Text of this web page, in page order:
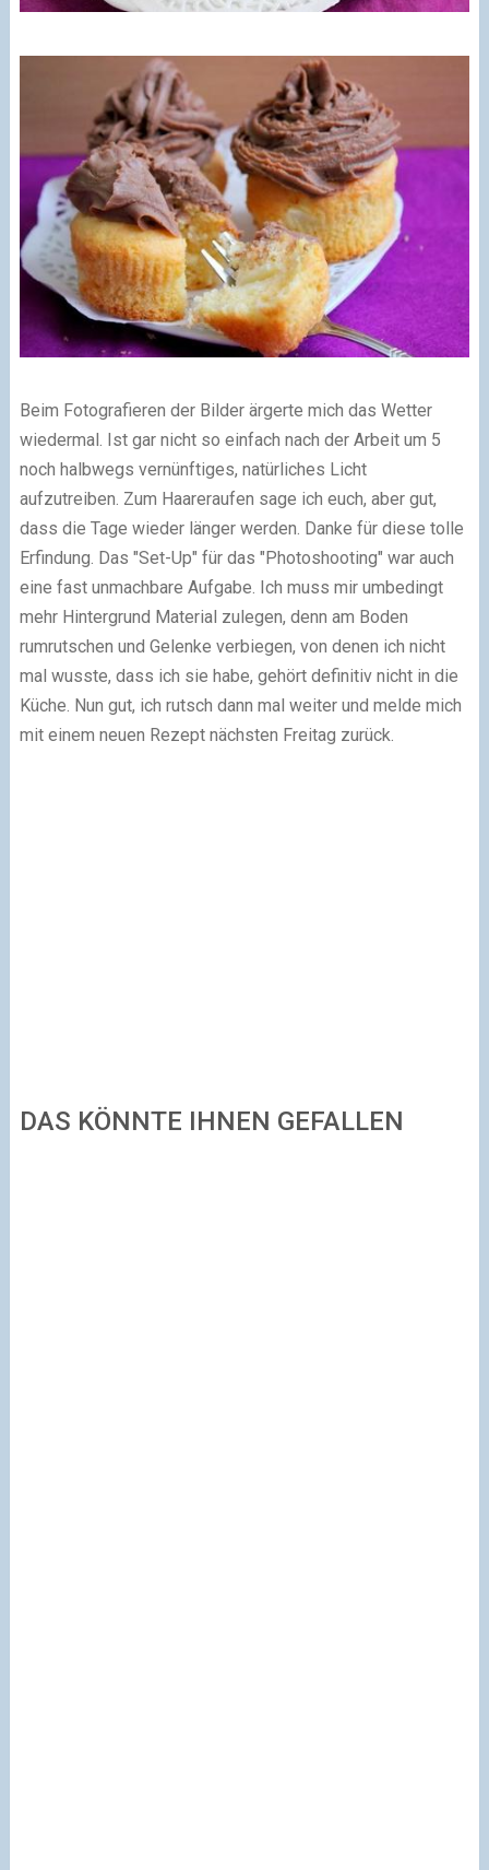
Beim Fotografieren der Bilder ärgerte mich das Wetter
wiedermal. Ist gar nicht so einfach nach der Arbeit um 5
noch halbwegs vernünftiges, natürliches Licht
aufzutreiben. Zum Haareraufen sage ich euch, aber gut,
dass die Tage wieder länger werden. Danke für diese tolle
Erfindung. Das "Set-Up" für das "Photoshooting" war auch
eine fast unmachbare Aufgabe. Ich muss mir umbedingt
mehr Hintergrund Material zulegen, denn am Boden
rumrutschen und Gelenke verbiegen, von denen ich nicht
mal wusste, dass ich sie habe, gehört definitiv nicht in die
Küche. Nun gut, ich rutsch dann mal weiter und melde mich
mit einem neuen Rezept nächsten Freitag zurück.
DAS KÖNNTE IHNEN GEFALLEN